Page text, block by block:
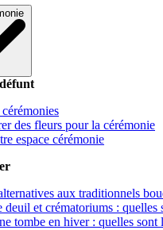
des fleurs pour la cérémonie
espace cérémonie
aux traditionnels
deuil et crématoriums : quelles
tombe en hiver : quelles sont